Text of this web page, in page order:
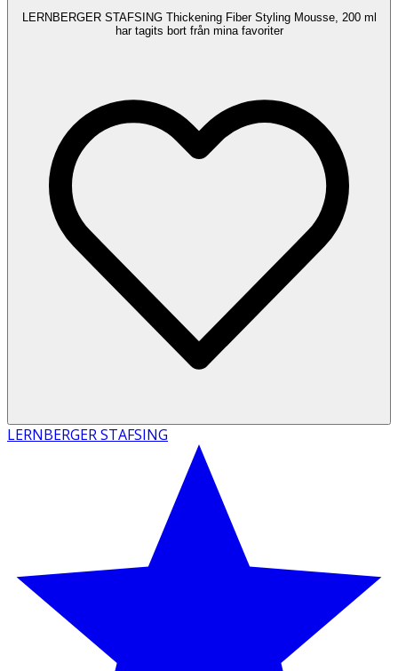
LERNBERGER STAFSING Thickening Fiber Styling Mousse, 200 ml
har tagits bort från mina favoriter
LERNBERGER STAFSING